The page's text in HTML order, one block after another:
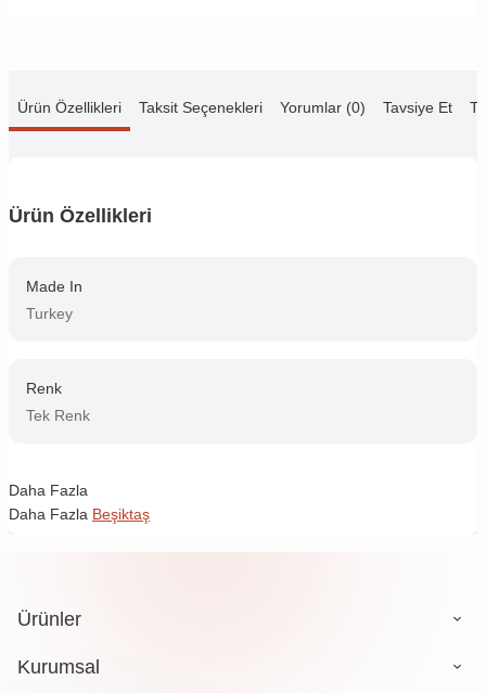
Ürün Özellikleri Taksit Seçenekleri Yorumlar (0) Tavsiye Et
Ürün Özellikleri
Made In
Turkey
Renk
Tek Renk
Daha Fazla
Daha Fazla Beşiktaş
Ürünler
Kurumsal